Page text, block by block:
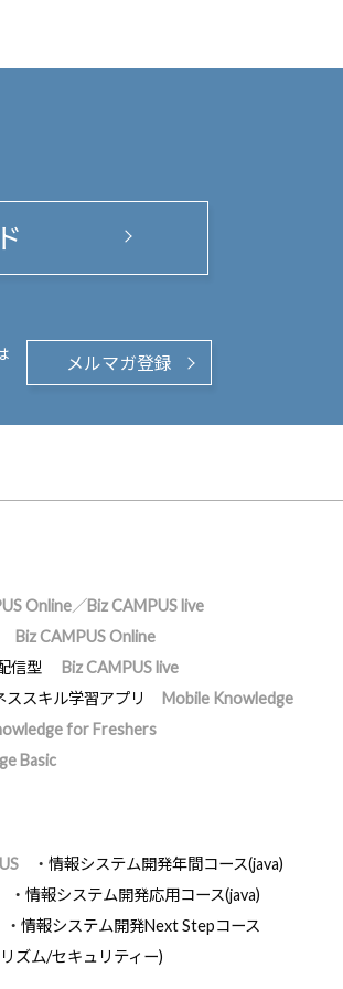
メルマガ登録
Online／Biz CAMPUS live
Biz CAMPUS Online
信型
Biz CAMPUS live
ススキル学習アプリ
Mobile Knowledge
for Freshers
Basic
情報システム開発年間コース(java)
情報システム開発応用コース(java)
情報システム開発Next Stepコース
ズム/セキュリティー)